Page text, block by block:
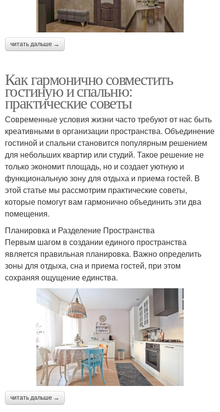
читать дальше →
Как гармонично совместить
гостиную и спальню:
практические советы
Современные условия жизни часто требуют от нас быть
креативными в организации пространства. Объединение
гостиной и спальни становится популярным решением
для небольших квартир или студий. Такое решение не
только экономит площадь, но и создает уютную и
функциональную зону для отдыха и приема гостей. В
этой статье мы рассмотрим практические советы,
которые помогут вам гармонично объединить эти два
помещения.
Планировка и Разделение Пространства
Первым шагом в создании единого пространства
является правильная планировка. Важно определить
зоны для отдыха, сна и приема гостей, при этом
сохраняя ощущение единства.
читать дальше →